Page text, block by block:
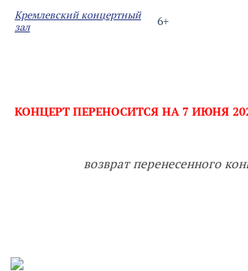
6+
Кремлевский концертный
зал
КОНЦЕРТ ПЕРЕНОСИТСЯ НА 7 ИЮНЯ
возврат перенесенного